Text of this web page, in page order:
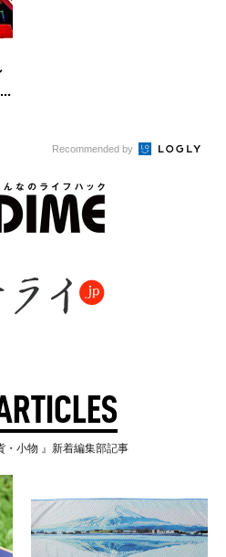
Recommended by
・小物 』新着編集部記事